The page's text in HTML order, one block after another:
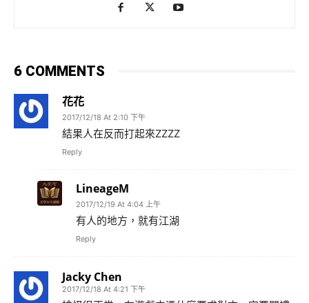
6 COMMENTS
花花
2017/12/18 At 2:10 下午
結果人在反而打起來ZZZZ
Reply
LineageM
2017/12/19 At 4:04 上午
有人的地方，就有江湖
Reply
Jacky Chen
2017/12/18 At 4:21 下午